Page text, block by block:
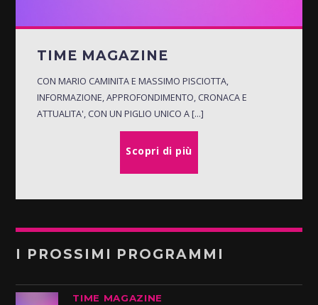
TIME MAGAZINE
CON MARIO CAMINITA E MASSIMO PISCIOTTA,
INFORMAZIONE, APPROFONDIMENTO, CRONACA E
ATTUALITA', CON UN PIGLIO UNICO A [...]
Scopri di più
I PROSSIMI PROGRAMMI
TIME MAGAZINE